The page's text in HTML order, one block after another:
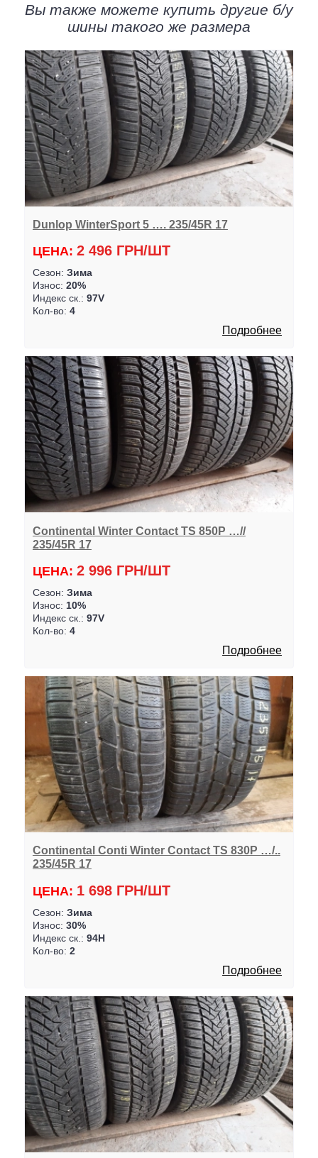
Вы также можете купить другие б/у
шины такого же размера
Dunlop WinterSport 5 …. 235/45R 17
ЦЕНА: 2 496 ГРН/ШТ
Сезон: Зима
Износ: 20%
Индекс ск.: 97V
Кол-во: 4
Подробнее
Continental Winter Contact TS 850P …//
235/45R 17
ЦЕНА: 2 996 ГРН/ШТ
Сезон: Зима
Износ: 10%
Индекс ск.: 97V
Кол-во: 4
Подробнее
Continental Conti Winter Contact TS 830P …/..
235/45R 17
ЦЕНА: 1 698 ГРН/ШТ
Сезон: Зима
Износ: 30%
Индекс ск.: 94H
Кол-во: 2
Подробнее